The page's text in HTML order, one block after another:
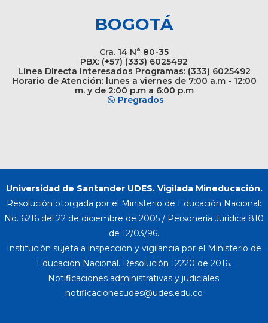
BOGOTÁ
Cra. 14 N° 80-35
PBX: (+57) (333) 6025492
Línea Directa Interesados Programas: (333) 6025492
Horario de Atención: lunes a viernes de 7:00 a.m - 12:00
m. y de 2:00 p.m a 6:00 p.m
Pregrados
Universidad de Santander UDES. Vigilada Mineducación.
Resolución otorgada por el Ministerio de Educación Nacional:
No. 6216 del 22 de diciembre de 2005 / Personería Jurídica 810
de 12/03/96.
Institución sujeta a inspección y vigilancia por el Ministerio de
Educación Nacional. Resolución 12220 de 2016.
Notificaciones administrativas y judiciales: